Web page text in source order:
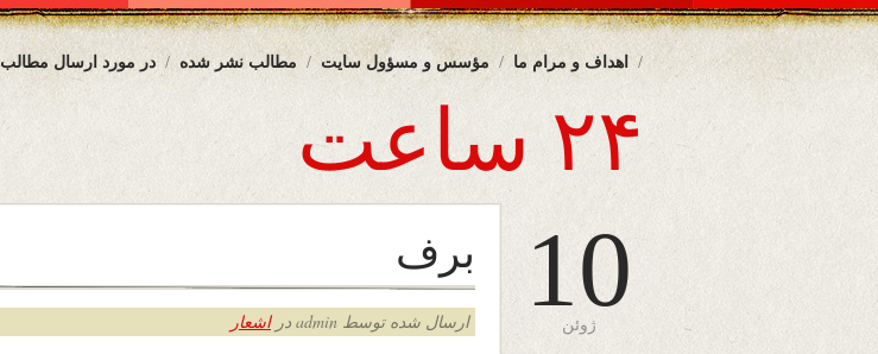
در مورد ارسال مطالب مطالب نشر شده مؤسس و مسؤول سایت اهداف و مرام ما
۲۴ ساعت
10
ژوئن
برف
ارسال شده توسط admin در اشعار